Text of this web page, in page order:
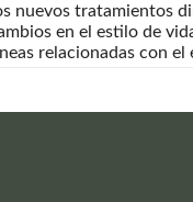
nuevos tratamientos
en el estilo de
relacionadas con el